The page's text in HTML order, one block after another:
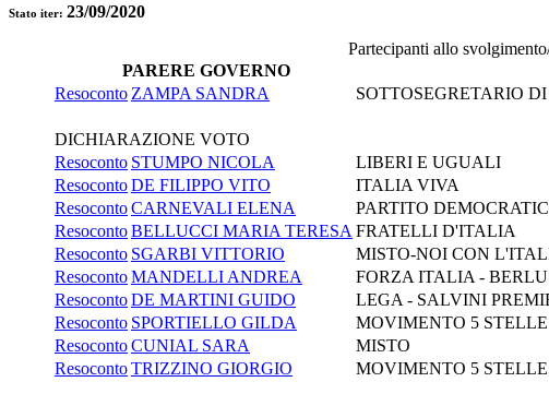
Stato iter: 23/09/2020
Partecipanti allo
PARERE GOVERNO
Resoconto ZAMPA SANDRA SOTTOSEGRETARIO
DICHIARAZIONE VOTO
Resoconto STUMPO NICOLA
LIBERI E UGUALI
ResocontoDE FILIPPO VITO
ITALIA VIVA
ResocontoCARNEVALI ELENA
PARTITO
ResocontoBELLUCCI MARIA TERESA FRATELLI D'ITALIA
Resoconto SGARBI VITTORIO
MISTO-NOI CON
ResocontoMANDELLI ANDREA
FORZA ITALIA -
ResocontoDE MARTINI GUIDO
LEGA - SALVINI
Resoconto SPORTIELLO GILDA
MOVIMENTO 5 STELLE
ResocontoCUNIAL SARA
MISTO
ResocontoTRIZZINO GIORGIO MOVIMENTO 5 STELLE